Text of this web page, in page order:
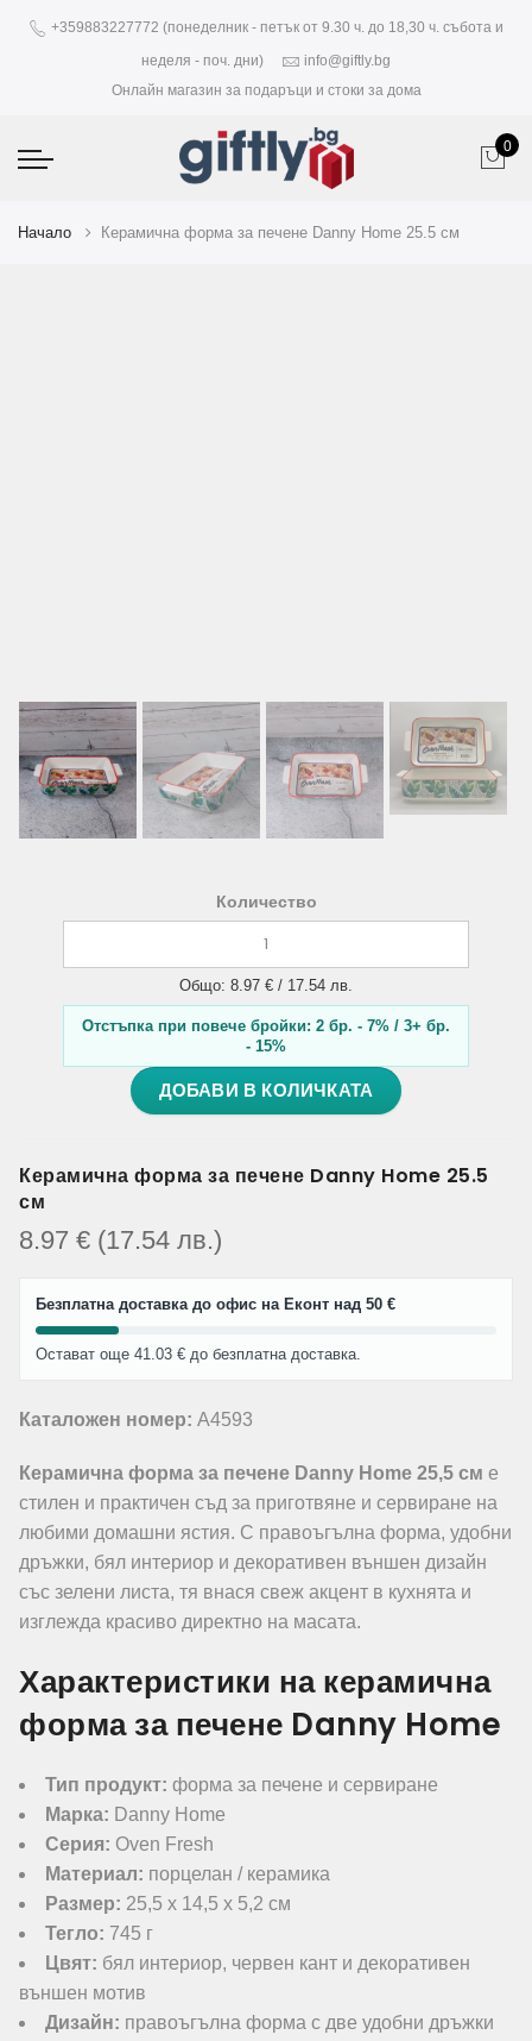
+359883227772 (понеделник - петък от 9.30 ч. до 18,30 ч. събота и
неделя - поч. дни)
info@giftly.bg
Онлайн магазин за подаръци и стоки за дома
0
Начало Керамична форма за печене Danny Home 25.5 см
Количество
Общо: 8.97 € / 17.54 лв.
Отстъпка при повече бройки: 2 бр. - 7% / 3+ бр.
- 15%
ДОБАВИ В КОЛИЧКАТА
Керамична форма за печене Danny Home 25.5
см
8.97 € (17.54 лв.)
Безплатна доставка до офис на Еконт над 50 €
Остават още 41.03 € до безплатна доставка.
Каталожен номер: A4593
Керамична форма за печене Danny Home 25,5 см е
стилен и практичен съд за приготвяне и сервиране на
любими домашни ястия. С правоъгълна форма, удобни
дръжки, бял интериор и декоративен външен дизайн
със зелени листа, тя внася свеж акцент в кухнята и
изглежда красиво директно на масата.
Характеристики на керамична
форма за печене Danny Home
Тип продукт: форма за печене и сервиране
Марка: Danny Home
Серия: Oven Fresh
Материал: порцелан / керамика
Размер: 25,5 х 14,5 х 5,2 см
Тегло: 745 г
Цвят: бял интериор, червен кант и декоративен
външен мотив
Дизайн: правоъгълна форма с две удобни дръжки